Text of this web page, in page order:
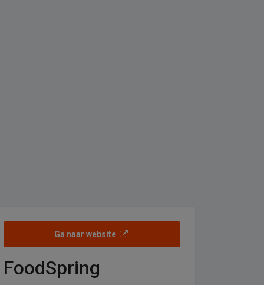
Ga naar website
FoodSpring